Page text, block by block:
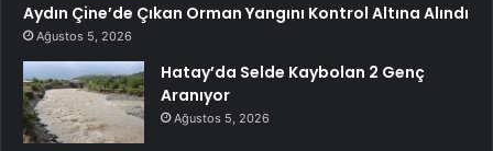
Aydın Çine’de Çıkan Orman Yangını Kontrol Altına Alındı
Ağustos 5, 2026
Hatay’da Selde Kaybolan 2 Genç
Aranıyor
Ağustos 5, 2026